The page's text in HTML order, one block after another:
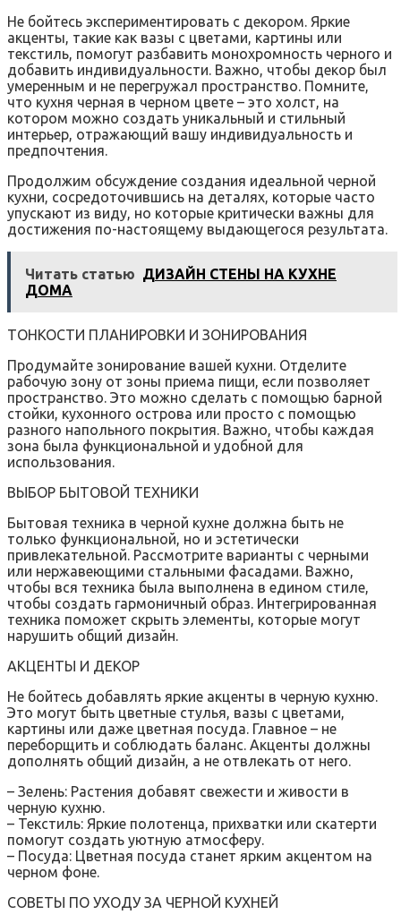
Не бойтесь экспериментировать с декором. Яркие
акценты, такие как вазы с цветами, картины или
текстиль, помогут разбавить монохромность черного и
добавить индивидуальности. Важно, чтобы декор был
умеренным и не перегружал пространство. Помните,
что кухня черная в черном цвете – это холст, на
котором можно создать уникальный и стильный
интерьер, отражающий вашу индивидуальность и
предпочтения.
Продолжим обсуждение создания идеальной черной
кухни, сосредоточившись на деталях, которые часто
упускают из виду, но которые критически важны для
достижения по-настоящему выдающегося результата.
Читать статью ДИЗАЙН СТЕНЫ НА КУХНЕ
ДОМА
ТОНКОСТИ ПЛАНИРОВКИ И ЗОНИРОВАНИЯ
Продумайте зонирование вашей кухни. Отделите
рабочую зону от зоны приема пищи, если позволяет
пространство. Это можно сделать с помощью барной
стойки, кухонного острова или просто с помощью
разного напольного покрытия. Важно, чтобы каждая
зона была функциональной и удобной для
использования.
ВЫБОР БЫТОВОЙ ТЕХНИКИ
Бытовая техника в черной кухне должна быть не
только функциональной, но и эстетически
привлекательной. Рассмотрите варианты с черными
или нержавеющими стальными фасадами. Важно,
чтобы вся техника была выполнена в едином стиле,
чтобы создать гармоничный образ. Интегрированная
техника поможет скрыть элементы, которые могут
нарушить общий дизайн.
АКЦЕНТЫ И ДЕКОР
Не бойтесь добавлять яркие акценты в черную кухню.
Это могут быть цветные стулья, вазы с цветами,
картины или даже цветная посуда. Главное – не
переборщить и соблюдать баланс. Акценты должны
дополнять общий дизайн, а не отвлекать от него.
– Зелень: Растения добавят свежести и живости в
черную кухню.
– Текстиль: Яркие полотенца, прихватки или скатерти
помогут создать уютную атмосферу.
– Посуда: Цветная посуда станет ярким акцентом на
черном фоне.
СОВЕТЫ ПО УХОДУ ЗА ЧЕРНОЙ КУХНЕЙ